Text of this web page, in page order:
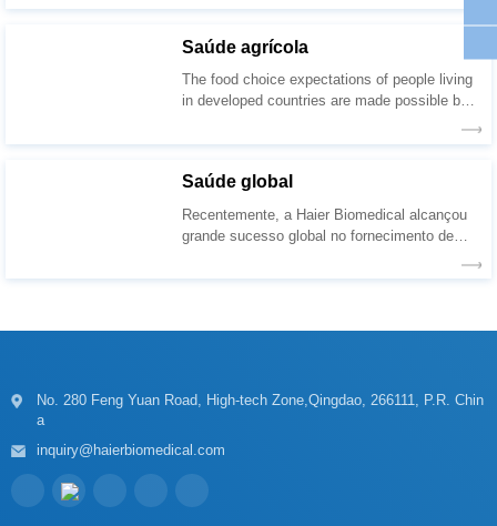
Saúde agrícola
Saúde global
a
inquiry@haierbiomedical.com